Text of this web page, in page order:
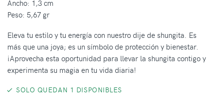
Ancho: 1,3 cm
Peso: 5,67 gr
Eleva tu estilo y tu energía con nuestro dije de shungita. Es
más que una joya; es un símbolo de protección y bienestar.
¡Aprovecha esta oportunidad para llevar la shungita contigo y
experimenta su magia en tu vida diaria!
SOLO QUEDAN 1 DISPONIBLES